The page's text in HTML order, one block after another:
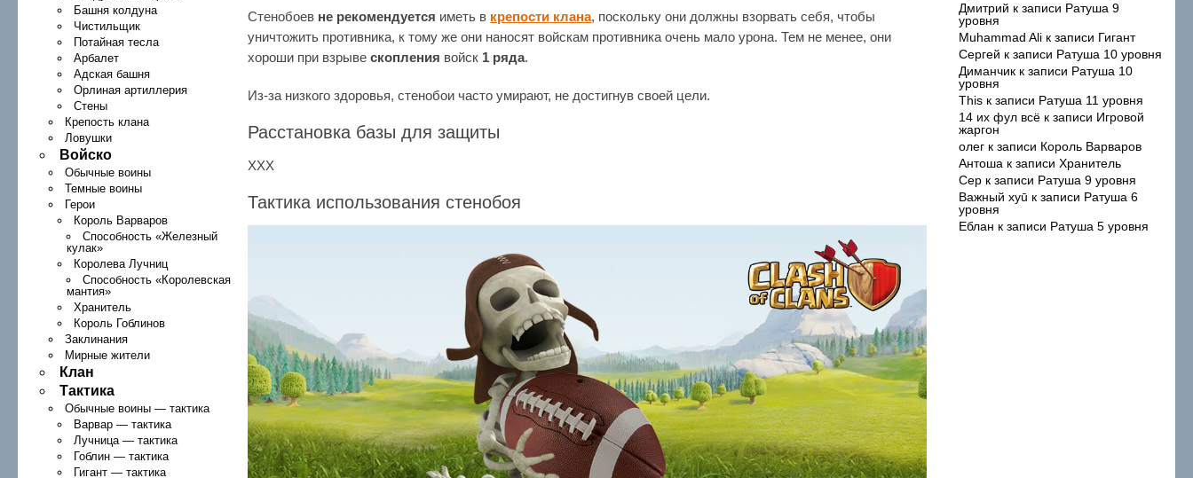
Башня колдуна
Чистильщик
Потайная тесла
Арбалет
Адская башня
Орлиная артиллерия
Стены
Крепость клана
Ловушки
Войско
Обычные воины
Темные воины
Герои
Король Варваров
Способность «Железный
кулак»
Королева Лучниц
Способность «Королевская
мантия»
Хранитель
Король Гоблинов
Заклинания
Мирные жители
Клан
Тактика
Обычные воины — тактика
Варвар — тактика
Лучница — тактика
Гоблин — тактика
Гигант — тактика
Стенобоев не рекомендуется иметь в крепости клана, поскольку они должны взорвать себя, чтобы
уничтожить противника, к тому же они наносят войскам противника очень мало урона. Тем не менее, они
хороши при взрывескопления войск 1 ряда.
Из-за низкого здоровья, стенобои часто умирают, не достигнув своей цели.
Расстановка базы для защиты
ХХХ
Тактика использования стенобоя
Дмитрий к записи Ратуша 9
уровня
Muhammad Aliк записи Гигант
Сергей к записи Ратуша 10 уровня
Диманчикк записи Ратуша 10
уровня
Thisк записи Ратуша 11 уровня
14 их фул всёк записи Игровой
жаргон
олегк записи Король Варваров
Антоша к записи Хранитель
Серк записи Ратуша 9 уровня
Важный xyū к записи Ратуша 6
уровня
Еблан к записи Ратуша 5 уровня